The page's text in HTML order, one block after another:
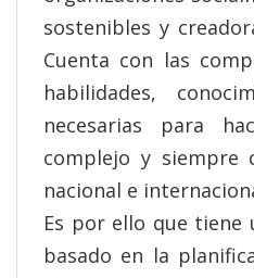
sostenibles y
Cuenta con las
habilidades,
necesarias para
complejo y siempre
nacional e
Es por ello que tiene
basado en la